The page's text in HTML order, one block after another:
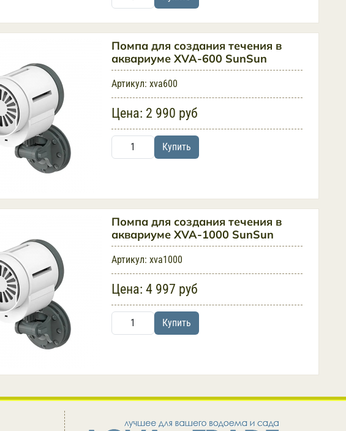
Помпа для создания течения в
аквариуме XVA-600 SunSun
Артикул: xva600
Цена: 2 990 руб
Купить
Помпа для создания течения в
аквариуме XVA-1000 SunSun
Артикул: xva1000
Цена: 4 997 руб
Купить